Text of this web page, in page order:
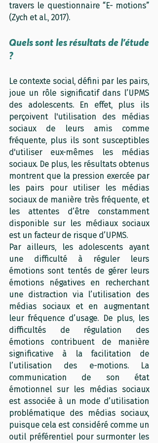
travers le questionnaire “E- motions”
(Zych et al., 2017).
Quels sont les résultats de l’étude
?
Le contexte social, défini par les pairs,
joue un rôle significatif dans l’UPMS
des adolescents. En effet, plus ils
perçoivent l'utilisation des médias
sociaux de leurs amis comme
fréquente, plus ils sont susceptibles
d'utiliser eux-mêmes les médias
sociaux. De plus, les résultats obtenus
montrent que la pression exercée par
les pairs pour utiliser les médias
sociaux de manière très fréquente, et
les attentes d’être constamment
disponible sur les médiaux sociaux
est un facteur de risque d’UPMS.
Par ailleurs, les adolescents ayant
une difficulté à réguler leurs
émotions sont tentés de gérer leurs
émotions négatives en recherchant
une distraction via l’utilisation des
médias sociaux et en augmentant
leur fréquence d’usage. De plus, les
difficultés de régulation des
émotions contribuent de manière
significative à la facilitation de
l’utilisation des e-motions. La
communication de son état
émotionnel sur les médias sociaux
est associée à un mode d’utilisation
problématique des médias sociaux,
puisque cela est considéré comme un
outil préférentiel pour surmonter les